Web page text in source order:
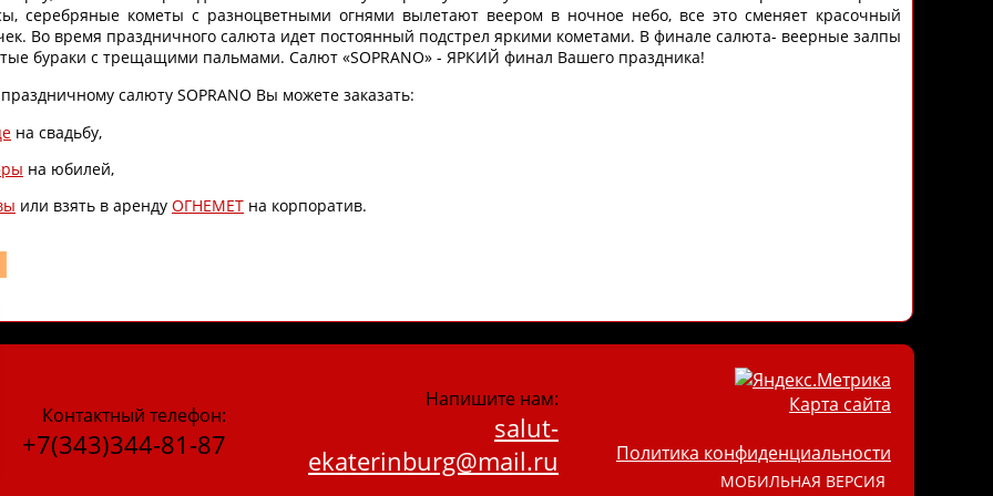
серебряные кометы с разноцветными огнями вылетают веером в ночное небо, все это сменяет красочный
Во время праздничного салюта идет постоянный подстрел яркими кометами. В финале салюта- веерные залпы
бураки с трещащими пальмами. Салют «SOPRANO» - ЯРКИЙ финал Вашего праздника!
салюту SOPRANO Вы можете заказать:
на свадьбу,
на юбилей,
или взять в аренду ОГНЕМЕТна корпоратив.
Контактный телефон:
+7(343)344-81-87
Напишите нам:
salut-
ekaterinburg@mail.ru
Карта сайта
Политика конфиденциальности